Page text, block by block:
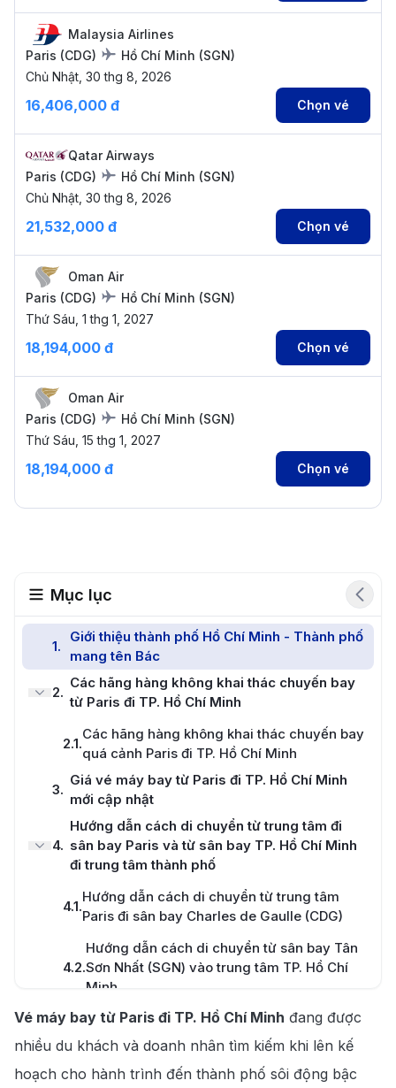
Malaysia Airlines
Paris (CDG) Hồ Chí Minh (SGN)
Chủ Nhật, 30 thg 8, 2026
16,406,000 đ Chọn vé
Qatar Airways
Paris (CDG) Hồ Chí Minh (SGN)
Chủ Nhật, 30 thg 8, 2026
21,532,000 đ Chọn vé
Oman Air
Paris (CDG) Hồ Chí Minh (SGN)
Thứ Sáu, 1 thg 1, 2027
18,194,000 đ Chọn vé
Oman Air
Paris (CDG) Hồ Chí Minh (SGN)
Thứ Sáu, 15 thg 1, 2027
18,194,000 đ Chọn vé
Mục lục
1.
Giới thiệu thành phố Hồ Chí Minh - Thành phố
mang tên Bác
2.
Các hãng hàng không khai thác chuyến bay
từ Paris đi TP. Hồ Chí Minh
2.1.
Các hãng hàng không khai thác chuyến bay
quá cảnh Paris đi TP. Hồ Chí Minh
3.
Giá vé máy bay từ Paris đi TP. Hồ Chí Minh
mới cập nhật
4.
Hướng dẫn cách di chuyển từ trung tâm đi
sân bay Paris và từ sân bay TP. Hồ Chí Minh
đi trung tâm thành phố
4.1.
Hướng dẫn cách di chuyển từ trung tâm
Paris đi sân bay Charles de Gaulle (CDG)
4.2.
Hướng dẫn cách di chuyển từ sân bay Tân
Sơn Nhất (SGN) vào trung tâm TP. Hồ Chí
Minh
5.
Cách săn vé máy bay giá rẻ từ Paris đi TP. Hồ
5.1.
Tại sao nên đặt vé máy bay từ Paris đi TP.
HCM tại 190 Booking?
Vé máy bay từ Paris đi TP. Hồ Chí Minh đang được
nhiều du khách và doanh nhân tìm kiếm khi lên kế
hoạch cho hành trình đến thành phố sôi động bậc